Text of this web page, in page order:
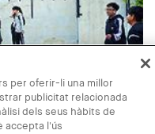
per oferir-li una millor
publicitat relacionada
dels seus hàbits de
accepta l'ús